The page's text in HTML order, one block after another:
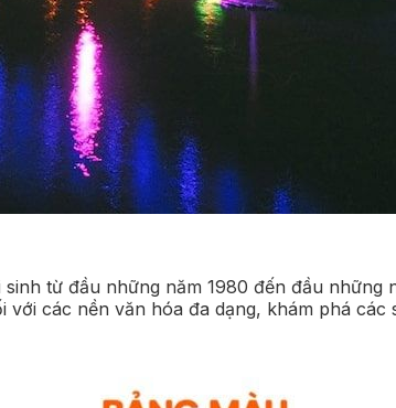
từ đầu những năm 1980 đến đầu
các nền văn hóa đa dạng, khám phá